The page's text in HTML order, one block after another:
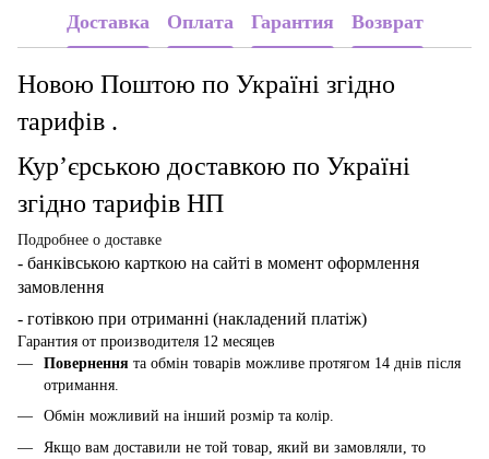
Доставка Оплата Гарантия Возврат
Новою Поштою по Україні згідно
тарифів .
Кур’єрською доставкою по Україні
згідно тарифів НП
Подробнее о доставке
- банківською карткою на сайті в момент оформлення
замовлення
- готівкою при отриманні (накладений платіж)
Гарантия от производителя 12 месяцев
Повернення та обмін товарів можливе протягом 14 днів після
отримання.
Обмін можливий на інший розмір та колір.
Якщо вам доставили не той товар, який ви замовляли, то